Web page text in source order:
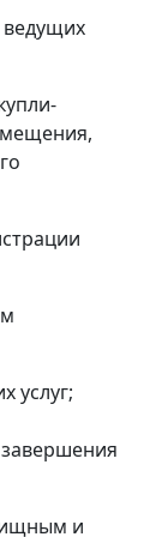
услуг;
и